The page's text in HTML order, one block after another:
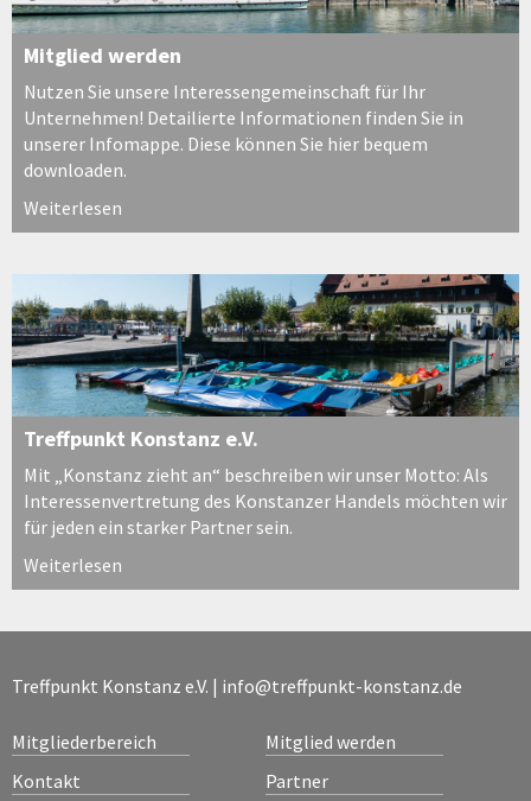
Mitglied werden
Nutzen Sie unsere Interessengemeinschaft für Ihr
Unternehmen! Detailierte Informationen finden Sie in
unserer Infomappe. Diese können Sie hier bequem
downloaden.
Weiterlesen
Treffpunkt Konstanz e.V.
Mit „Konstanz zieht an“ beschreiben wir unser Motto: Als
Interessenvertretung des Konstanzer Handels möchten wir
für jeden ein starker Partner sein.
Weiterlesen
Treffpunkt Konstanz e.V. | info@treffpunkt-konstanz.de
Mitgliederbereich
Mitglied werden
Kontakt
Partner